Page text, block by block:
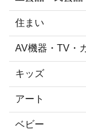
住まい
AV機器・TV・
キッズ
アート
ベビー